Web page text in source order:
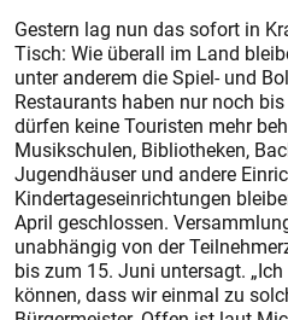
Gestern lag nun das sofort in
Tisch: Wie überall im Land
unter anderem die Spiel- und
Restaurants haben nur noch
dürfen keine Touristen mehr
Musikschulen, Bibliotheken,
Jugendhäuser und andere
Kindertageseinrichtungen
April geschlossen.
unabhängig von der
bis zum 15. Juni untersagt.
können, dass wir einmal zu